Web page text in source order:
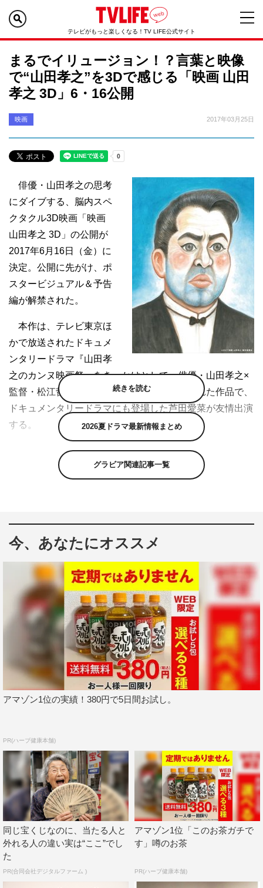
テレビがもっと楽しくなる！TV LIFE公式サイト
まるでイリュージョン！？言葉と映像
で“山田孝之”を3Dで感じる「映画 山田
孝之 3D」6・16公開
映画 2017年03月25日
俳優・山田孝之の思考
にダイブする、脳内スペ
クタクル3D映画「映画
山田孝之 3D」の公開が
2017年6月16日（金）に
決定。公開に先がけ、ポ
スタービジュアル＆予告
編が解禁された。
本作は、テレビ東京ほ
かで放送されたドキュメ
ンタリードラマ『山田孝
之のカンヌ映画祭』をきっかけとして、俳優・山田孝之×
監督・松江哲明＆山下敦弘によって生み出された作品で、
ドキュメンタリードラマにも登場した芦田愛菜が友情出演
する。
山田自身も「この映画には僕の今までの人生と、これか
らのすべてが詰め込まれています」と語る意欲作で、監督
また前売券として、漫☆画太郎が書いた山田孝之肖像画の
スマホ用壁紙を特典としたムビチケオンラインが限定発売
される。さらに、5月17日に発売される『山田孝之のカン
ヌ映画祭』Blu-ray＆DVD BOXには初回限定で、映画「映
画 山田孝之 3D」の舞台挨拶付き上映に抽選で333名を招
待する応募抽選券はがきが封入される。
予告編
続きを読む
2026夏ドラマ最新情報まとめ
グラビア関連記事一覧
今、あなたにオススメ
アマゾン1位の実績！380円で5日間お試し。
PR(ハーブ健康本舗)
同じ宝くじなのに、当たる人と
外れる人の違い実は“ここ”でし
た
PR(合同会社デジタルファーム )
アマゾン1位「このお茶ガチで
す」噂のお茶
PR(ハーブ健康本舗)